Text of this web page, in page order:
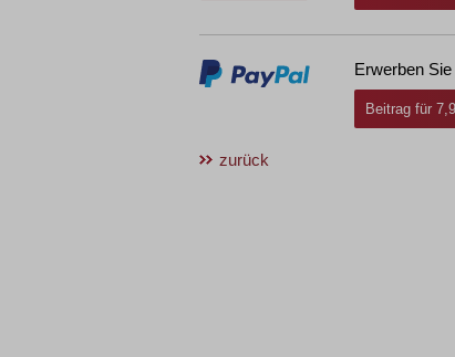
Erwerben
Beitrag für
zurück